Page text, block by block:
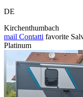
DE
Kirchenthumbach
mail Contatti favorite
Platinum